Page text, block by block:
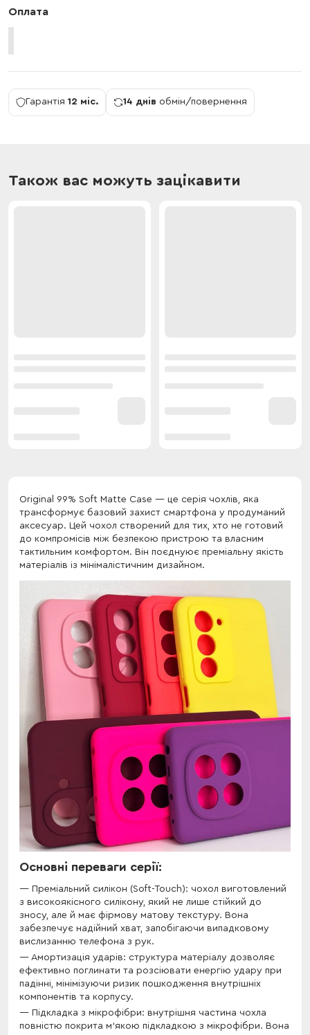
Оплата
Гарантія 12 міс. 14 днів обмін/повернення
Також вас можуть зацікавити
Original 99% Soft Matte Case — це серія чохлів, яка
трансформує базовий захист смартфона у продуманий
аксесуар. Цей чохол створений для тих, хто не готовий
до компромісів між безпекою пристрою та власним
тактильним комфортом. Він поєднуює преміальну якість
матеріалів із мінімалістичним дизайном.
Основні переваги серії:
Преміальний силікон (Soft-Touch): чохол виготовлений
з високоякісного силікону, який не лише стійкий до
зносу, але й має фірмову матову текстуру. Вона
забезпечує надійний хват, запобігаючи випадковому
вислизанню телефона з рук.
Амортизація ударів: структура матеріалу дозволяє
ефективно поглинати та розсіювати енергію удару при
падінні, мінімізуючи ризик пошкодження внутрішніх
компонентів та корпусу.
Підкладка з мікрофібри: внутрішня частина чохла
повністю покрита м’якою підкладкою з мікрофібри. Вона